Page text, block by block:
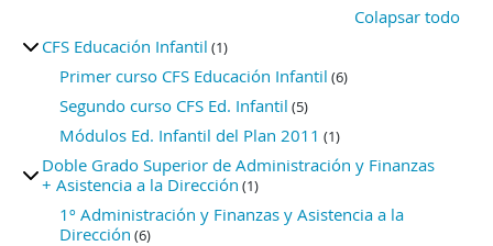
Colapsar todo
CFS Educación Infantil (1)
Primer curso CFS Educación Infantil (6)
Segundo curso CFS Ed. Infantil (5)
Módulos Ed. Infantil del Plan 2011 (1)
Doble Grado Superior de Administración y Finanzas
+ Asistencia a la Dirección (1)
1º Administración y Finanzas y Asistencia a la
Dirección (6)